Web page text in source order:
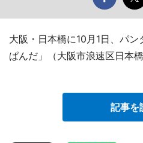
大阪・日本橋に10月1日、パ
ぱんだ」（大阪市浪速区日本
記事を